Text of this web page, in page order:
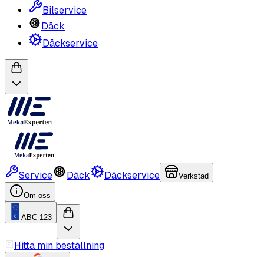
Bilservice
Däck
Däckservice
Service Däck Däckservice Verkstad
Om oss
ABC 123
Hitta min beställning